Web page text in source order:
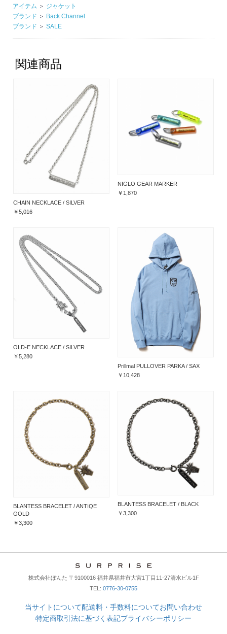
アイテム ＞ ジャケット
ブランド ＞ Back Channel
ブランド ＞ SALE
関連商品
CHAIN NECKLACE / SILVER
￥5,016
NIGLO GEAR MARKER
￥1,870
OLD-E NECKLACE / SILVER
￥5,280
Prillmal PULLOVER PARKA / SAX
￥10,428
BLANTESS BRACELET / ANTIQE
GOLD
￥3,300
BLANTESS BRACELET / BLACK
￥3,300
株式会社ぼんた 〒9100016 福井県福井市大宮1丁目11-27清水ビル1F
TEL: 0776-30-0755
当サイトについて配送料・手数料についてお問い合わせ
特定商取引法に基づく表記プライバシーポリシー